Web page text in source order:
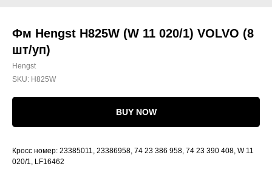
Фм Hengst H825W (W 11 020/1) VOLVO (8
шт/уп)
Hengst
SKU: H825W
BUY NOW
Кросс номер: 23385011, 23386958, 74 23 386 958, 74 23 390 408, W 11
020/1, LF16462